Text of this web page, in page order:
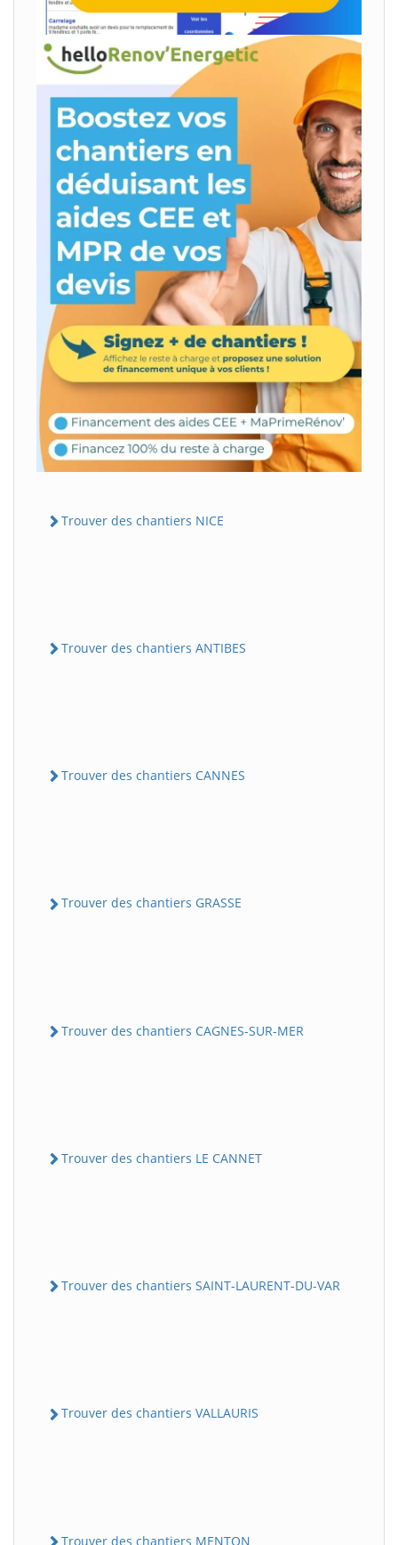
Trouver des chantiers NICE
Trouver des chantiers ANTIBES
Trouver des chantiers CANNES
Trouver des chantiers GRASSE
Trouver des chantiers CAGNES-SUR-MER
Trouver des chantiers LE CANNET
Trouver des chantiers SAINT-LAURENT-DU-VAR
Trouver des chantiers VALLAURIS
Trouver des chantiers MENTON